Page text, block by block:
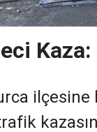
Kaza:
ilçesine